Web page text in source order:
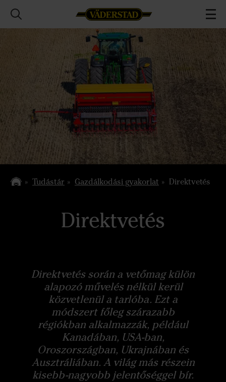
Tudástár Gazdálkodási gyakorlat Direktvetés
Direktvetés
Direktvetés során a vetőmag külön
alapozó művelés nélkül kerül
közvetlenül a tarlóba. Ezt a
módszert főleg szárazabb
régiókban alkalmazzák, például
Kanadában, USA-ban,
Oroszországban, Ukrajnában és
Ausztráliában. A világ más részein
kisebb-nagyobb jelentőséggel bír.